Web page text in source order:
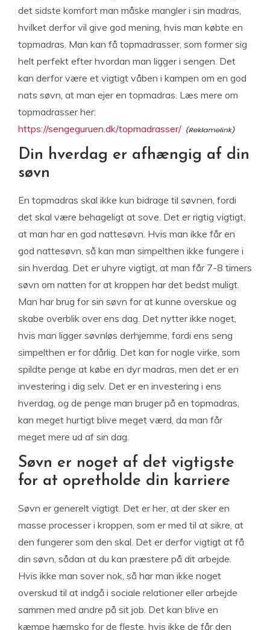
det sidste komfort man måske mangler i sin madras,
hvilket derfor vil give god mening, hvis man købte en
topmadras. Man kan få topmadrasser, som former sig
helt perfekt efter hvordan man ligger i sengen. Det
kan derfor være et vigtigt våben i kampen om en god
nats søvn, at man ejer en topmadras. Læs mere om
topmadrasser her:
https://sengeguruen.dk/topmadrasser/
Din hverdag er afhængig af din
søvn
En topmadras skal ikke kun bidrage til søvnen, fordi
det skal være behageligt at sove. Det er rigtig vigtigt,
at man har en god nattesøvn. Hvis man ikke får en
god nattesøvn, så kan man simpelthen ikke fungere i
sin hverdag. Det er uhyre vigtigt, at man får 7-8 timers
søvn om natten for at kroppen har det bedst muligt.
Man har brug for sin søvn for at kunne overskue og
skabe overblik over ens dag. Det nytter ikke noget,
hvis man ligger søvnløs derhjemme, fordi ens seng
simpelthen er for dårlig. Det kan for nogle virke, som
spildte penge at købe en dyr madras, men det er en
investering i dig selv. Det er en investering i ens
hverdag, og de penge man bruger på en topmadras,
kan meget hurtigt blive meget værd, da man får
meget mere ud af sin dag.
Søvn er noget af det vigtigste
for at opretholde din karriere
Søvn er generelt vigtigt. Det er her, at der sker en
masse processer i kroppen, som er med til at sikre, at
den fungerer som den skal. Det er derfor vigtigt at få
din søvn, sådan at du kan præstere på dit arbejde.
Hvis ikke man sover nok, så har man ikke noget
overskud til at indgå i sociale relationer eller arbejde
sammen med andre på sit job. Det kan blive en
kæmpe hæmsko for de fleste, hvis ikke de får den